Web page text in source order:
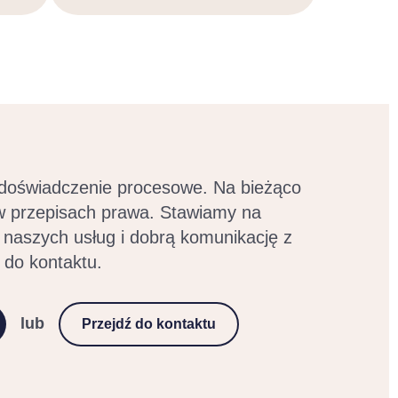
procesowe. Na bieżąco
przepisach prawa. Stawiamy na
usług i dobrą komunikację z
kontaktu.
lub Przejdź do kontaktu